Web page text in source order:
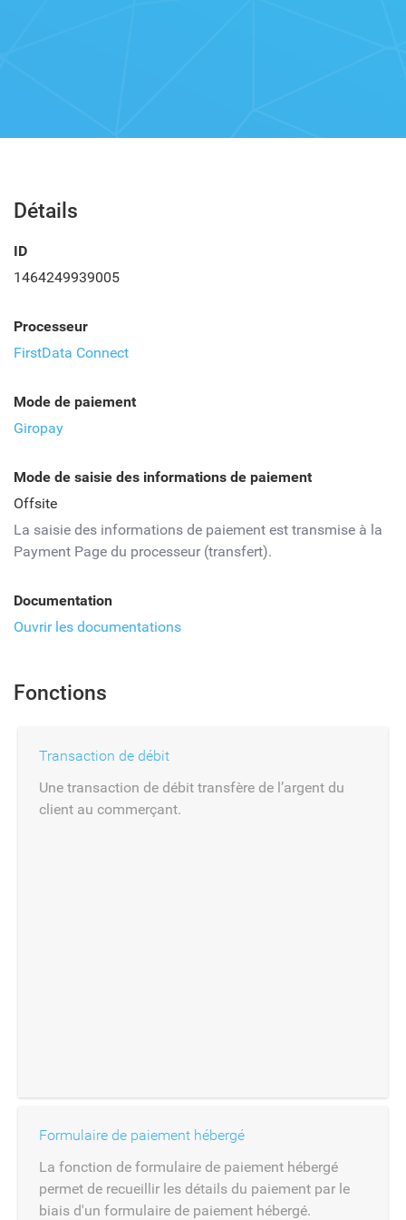
Détails
ID
1464249939005
Processeur
FirstData Connect
Mode de paiement
Giropay
Mode de saisie des informations de paiement
Offsite
La saisie des informations de paiement est transmise à la
Payment Page du processeur (transfert).
Documentation
Ouvrir les documentations
Fonctions
Transaction de débit
Une transaction de débit transfère de l’argent du
client au commerçant.
Formulaire de paiement hébergé
La fonction de formulaire de paiement hébergé
permet de recueillir les détails du paiement par le
biais d'un formulaire de paiement hébergé.